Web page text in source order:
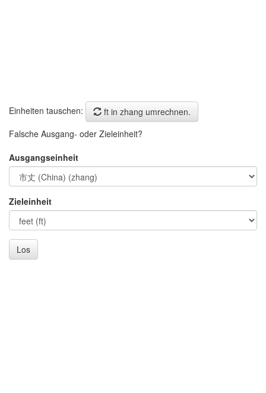
Einheiten tauschen:
ft in zhang umrechnen.
Falsche Ausgang- oder Zieleinheit?
Ausgangseinheit
Zieleinheit
Los